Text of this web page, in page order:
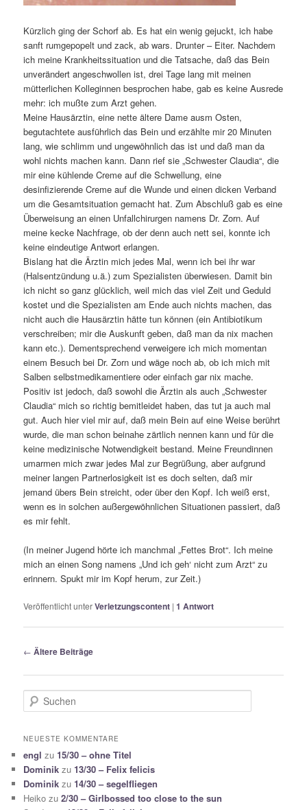
Kürzlich ging der Schorf ab. Es hat ein wenig gejuckt, ich habe
sanft rumgepopelt und zack, ab wars. Drunter – Eiter. Nachdem
ich meine Krankheitssituation und die Tatsache, daß das Bein
unverändert angeschwollen ist, drei Tage lang mit meinen
mütterlichen Kolleginnen besprochen habe, gab es keine Ausrede
mehr: ich mußte zum Arzt gehen.
Meine Hausärztin, eine nette ältere Dame ausm Osten,
begutachtete ausführlich das Bein und erzählte mir 20 Minuten
lang, wie schlimm und ungewöhnlich das ist und daß man da
wohl nichts machen kann. Dann rief sie „Schwester Claudia“, die
mir eine kühlende Creme auf die Schwellung, eine
desinfizierende Creme auf die Wunde und einen dicken Verband
um die Gesamtsituation gemacht hat. Zum Abschluß gab es eine
Überweisung an einen Unfallchirurgen namens Dr. Zorn. Auf
meine kecke Nachfrage, ob der denn auch nett sei, konnte ich
keine eindeutige Antwort erlangen.
Bislang hat die Ärztin mich jedes Mal, wenn ich bei ihr war
(Halsentzündung u.ä.) zum Spezialisten überwiesen. Damit bin
ich nicht so ganz glücklich, weil mich das viel Zeit und Geduld
kostet und die Spezialisten am Ende auch nichts machen, das
nicht auch die Hausärztin hätte tun können (ein Antibiotikum
verschreiben; mir die Auskunft geben, daß man da nix machen
kann etc.). Dementsprechend verweigere ich mich momentan
einem Besuch bei Dr. Zorn und wäge noch ab, ob ich mich mit
Salben selbstmedikamentiere oder einfach gar nix mache.
Positiv ist jedoch, daß sowohl die Ärztin als auch „Schwester
Claudia“ mich so richtig bemitleidet haben, das tut ja auch mal
gut. Auch hier viel mir auf, daß mein Bein auf eine Weise berührt
wurde, die man schon beinahe zärtlich nennen kann und für die
keine medizinische Notwendigkeit bestand. Meine Freundinnen
umarmen mich zwar jedes Mal zur Begrüßung, aber aufgrund
meiner langen Partnerlosigkeit ist es doch selten, daß mir
jemand übers Bein streicht, oder über den Kopf. Ich weiß erst,
wenn es in solchen außergewöhnlichen Situationen passiert, daß
es mir fehlt.
(In meiner Jugend hörte ich manchmal „Fettes Brot“. Ich meine
mich an einen Song namens „Und ich geh‘ nicht zum Arzt“ zu
erinnern. Spukt mir im Kopf herum, zur Zeit.)
Veröffentlicht unterVerletzungscontent |1 Antwort
Beitragsnavigation
← Ältere Beiträge
u
h
n
NEUESTE KOMMENTARE
engl zu 15/30 – ohne Titel
Dominik zu 13/30 – Felix felicis
Dominik zu 14/30 – segelfliegen
Heiko zu2/30 – Girlbossed too close to the sun